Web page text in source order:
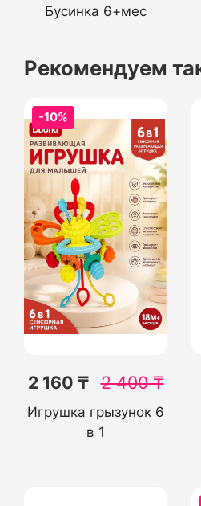
Бусинка 6+мес
Рекомендуем
-10%
2 160 ₸ 2 400₸
Игрушка грызунок 6
в 1